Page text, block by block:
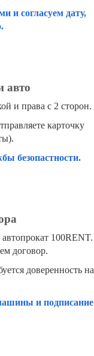
и согласуем дату,
авто
и права с 2 сторон.
карточку
безопастности.
100RENT.
договор.
доверенность на
и подписание